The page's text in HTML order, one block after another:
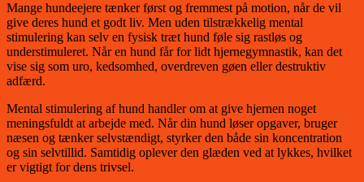
Mange hundeejere tænker først og fremmest på motion, når de vil
give deres hund et godt liv. Men uden tilstrækkelig mental
stimulering kan selv en fysisk træt hund føle sig rastløs og
understimuleret. Når en hund får for lidt hjernegymnastik, kan det
vise sig som uro, kedsomhed, overdreven gøen eller destruktiv
adfærd.
Mental stimulering af hund handler om at give hjernen noget
meningsfuldt at arbejde med. Når din hund løser opgaver, bruger
næsen og tænker selvstændigt, styrker den både sin koncentration
og sin selvtillid. Samtidig oplever den glæden ved at lykkes, hvilket
er vigtigt for dens trivsel.